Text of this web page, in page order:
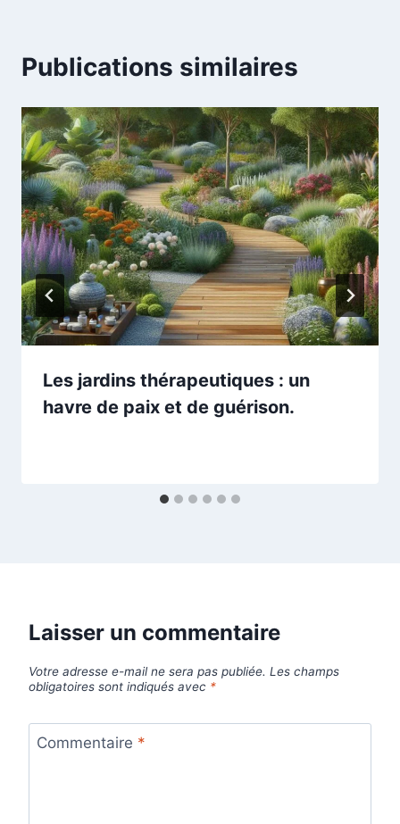
Publications similaires
Les jardins thérapeutiques : un
havre de paix et de guérison.
Laisser un commentaire
Votre adresse e-mail ne sera pas publiée. Les champs
obligatoires sont indiqués avec *
Commentaire *